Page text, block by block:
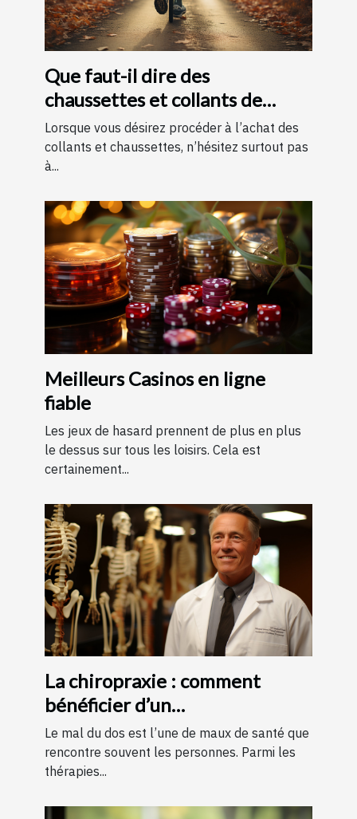
Que faut-il dire des
chaussettes et collants de
contention ?
Lorsque vous désirez procéder à l’achat des
collants et chaussettes, n’hésitez surtout pas
à...
Meilleurs Casinos en ligne
fiable
Les jeux de hasard prennent de plus en plus
le dessus sur tous les loisirs. Cela est
certainement...
La chiropraxie : comment
bénéficier d’un
remboursement ?
Le mal du dos est l’une de maux de santé que
rencontre souvent les personnes. Parmi les
thérapies...